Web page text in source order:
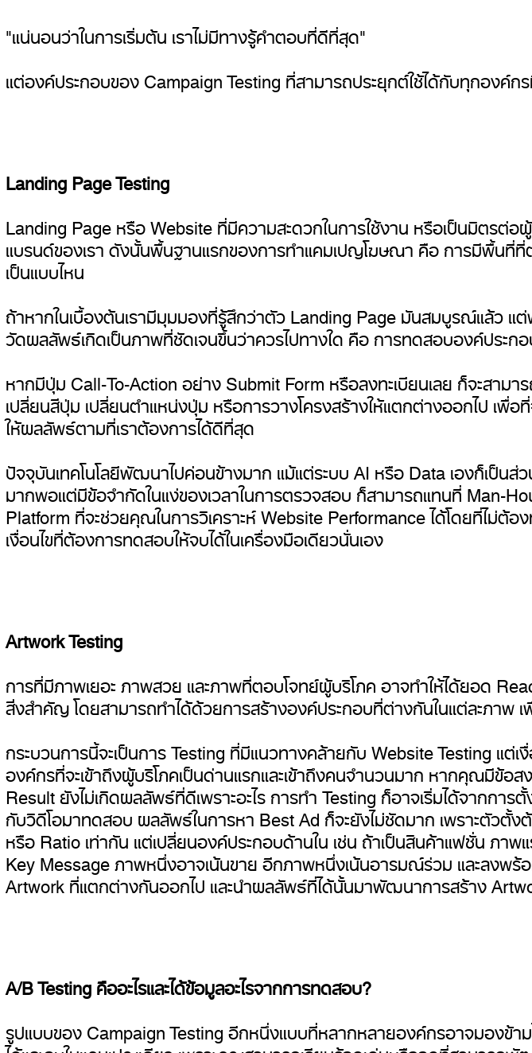
"แน่นอนว่าในการเริ่มต้น เราไม่มีทางรู้คำตอบที่ดีที่สุด"
แต่องค์ประกอบของ Campaign Testing ที่สามารถประยุกต์ใช้ได้กับทุกองค์
Landing Page Testing
Landing Page หรือ Website ที่มีความสะดวกในการใช้งาน หรือเป็นมิตรต่อ
แบรนด์ของเรา ดังนั้นพื้นฐานแรกของการทำแคมเปญโฆษณา คือ การมีพื้นที่
เป็นแบบไหน
ถ้าหากในเบื้องต้นเรามีมุมมองที่รู้สึกว่าตัว Landing Page มันสมบูรณ์แล้ว
วัดผลลัพธ์เกิดเป็นภาพที่ชัดเจนขึ้นว่าควรไปทางใด คือ การทดสอบองค์ประก
หากมีปุ่ม Call-To-Action อย่าง Submit Form หรือลงทะเบียนเลย ก็จะสา
เปลี่ยนสีปุ่ม เปลี่ยนตำแหน่งปุ่ม หรือการวางโครงสร้างให้แตกต่างออกไป เ
ให้ผลลัพธ์ตามที่เราต้องการได้ดีที่สุด
ปัจจุบันเทคโนโลยีพัฒนาไปค่อนข้างมาก แม้แต่ระบบ AI หรือ Data เองก็เป็
มากพอแต่มีข้อจำกัดในแง่ของเวลาในการตรวจสอบ ก็สามารถแทนที่ Man-
Platform ที่จะช่วยคุณในการวิเคราะห์ Website Performance ได้โดยที่ไม่ต้
เงื่อนไขที่ต้องการทดสอบให้จบได้ในเครื่องมือเดียวนั่นเอง
Artwork Testing
การที่มีภาพเยอะ ภาพสวย และภาพที่ตอบโจทย์ผู้บริโภค อาจทำให้ได้ยอด
สิ่งสำคัญ โดยสามารถทำได้ด้วยการสร้างองค์ประกอบที่ต่างกันในแต่ละภาพ
กระบวนการนี้จะเป็นการ Testing ที่มีแนวทางคล้ายกับ Website Testing แต่
องค์กรที่จะเข้าถึงผู้บริโภคเป็นด่านแรกและเข้าถึงคนจำนวนมาก หากคุณมีข้
Result ยังไม่เกิดผลลัพธ์ที่ดีเพราะอะไร การทำ Testing ก็อาจเริ่มได้จากการ
กับวิดีโอมาทดสอบ ผลลัพธ์ในการหา Best Ad ก็จะยังไม่ชัดมาก เพราะตัวตั้
หรือ Ratio เท่ากัน แต่เปลี่ยนองค์ประกอบด้านใน เช่น ถ้าเป็นสินค้าแฟชั่น ภาพ
Key Message ภาพหนึ่งอาจเน้นขาย อีกภาพหนึ่งเน้นอารมณ์ร่วม และลงพร้
Artwork ที่แตกต่างกันออกไป และนำผลลัพธ์ที่ได้นั้นมาพัฒนาการสร้าง
A/B Testing คืออะไรและได้ข้อมูลอะไรจากการทดสอบ?
รูปแบบของ Campaign Testing อีกหนึ่งแบบที่หลากหลายองค์กรอาจมองข้